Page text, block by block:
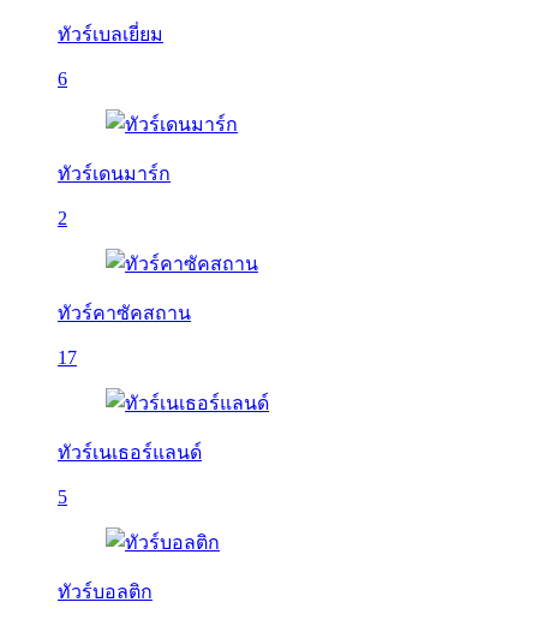
ทัวร์เบลเยี่ยม
6
ทัวร์เดนมาร์ก
2
ทัวร์คาซัคสถาน
17
ทัวร์เนเธอร์แลนด์
5
ทัวร์บอลติก